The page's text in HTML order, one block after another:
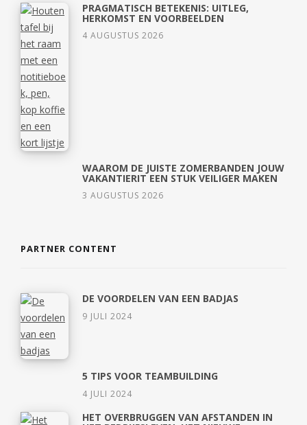
PRAGMATISCH BETEKENIS: UITLEG,
HERKOMST EN VOORBEELDEN
4 AUGUSTUS 2026
WAAROM DE JUISTE ZOMERBANDEN JOUW
VAKANTIERIT EEN STUK VEILIGER MAKEN
3 AUGUSTUS 2026
PARTNER CONTENT
DE VOORDELEN VAN EEN BADJAS
9 JULI 2024
5 TIPS VOOR TEAMBUILDING
4 JULI 2024
HET OVERBRUGGEN VAN AFSTANDEN IN